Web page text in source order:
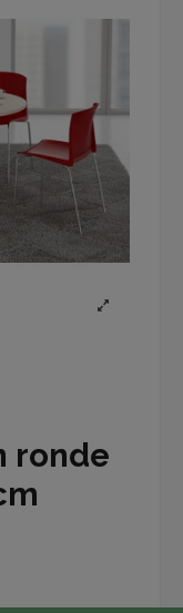
ronde